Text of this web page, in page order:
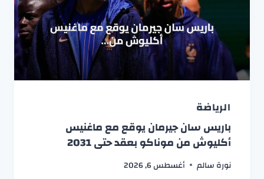
الرياضة
باريس سان جيرمان يوقع مع ماغنيس
أكليوش من موناكو بعقد حتى 2031
نورة سالم أغسطس 6, 2026